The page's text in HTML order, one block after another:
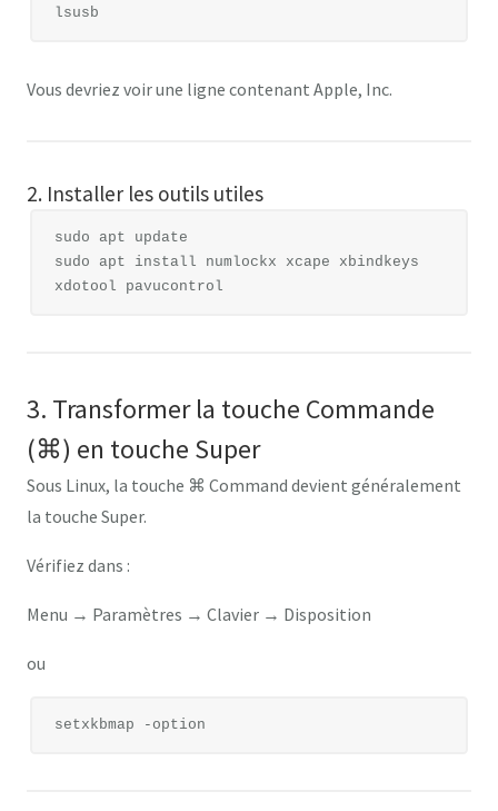
Vous devriez voir une ligne contenant Apple, Inc.
2. Installer les outils utiles
sudo apt update
sudo apt install numlockx xcape xbindkeys
3. Transformer la touche Commande
(⌘) en touche Super
Sous Linux, la touche ⌘ Command devient généralement
la touche Super.
Vérifiez dans :
Menu → Paramètres → Clavier → Disposition
ou